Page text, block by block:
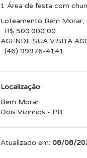
1 Área de festa com
Loteamento Bem Morar,
R$ 500.000,00
AGENDE SUA VISITA
(46) 99976-4141
Localização
Bem Morar
Dois Vizinhos - PR
Atualizado em: 08/08/